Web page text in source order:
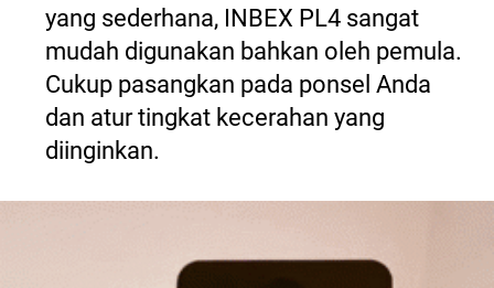
yang sederhana, INBEX PL4 sangat
mudah digunakan bahkan oleh pemula.
Cukup pasangkan pada ponsel Anda
dan atur tingkat kecerahan yang
diinginkan.